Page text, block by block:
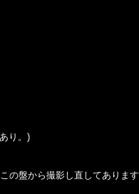
り。)
の盤から撮影し直してありま